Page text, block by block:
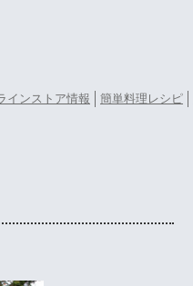
ンストア情報 簡単料理レシピ